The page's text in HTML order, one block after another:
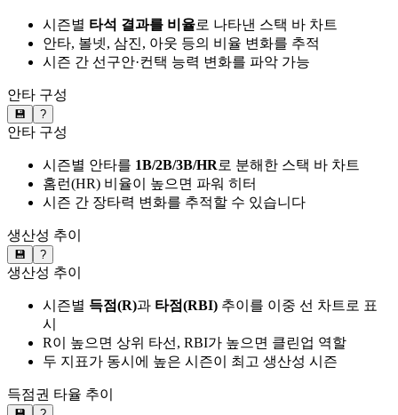
시즌별 타석 결과를 비율로 나타낸 스택 바 차트
안타, 볼넷, 삼진, 아웃 등의 비율 변화를 추적
시즌 간 선구안·컨택 능력 변화를 파악 가능
안타 구성
💾 ?
안타 구성
시즌별 안타를 1B/2B/3B/HR로 분해한 스택 바 차트
홈런(HR) 비율이 높으면 파워 히터
시즌 간 장타력 변화를 추적할 수 있습니다
생산성 추이
💾 ?
생산성 추이
시즌별 득점(R)과 타점(RBI) 추이를 이중 선 차트로 표
시
R이 높으면 상위 타선, RBI가 높으면 클린업 역할
두 지표가 동시에 높은 시즌이 최고 생산성 시즌
득점권 타율 추이